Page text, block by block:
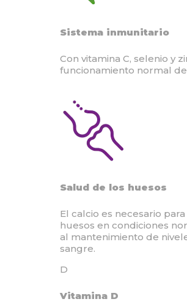
Sistema inmunitario
Con vitamina C, selenio y
funcionamiento normal
Salud de los huesos
El calcio es necesario
huesos en condiciones
al mantenimiento de
sangre.
D
Vitamina D